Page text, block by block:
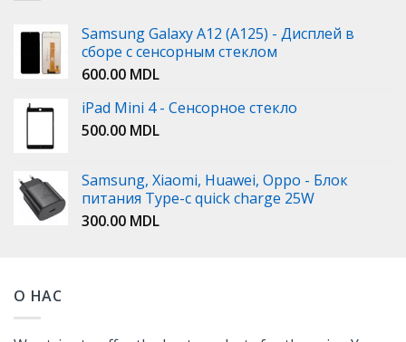
Samsung Galaxy A12 (A125) - Дисплей в
сборе с сенсорным стеклом
600.00 MDL
iPad Mini 4 - Сенсорное стекло
500.00 MDL
Samsung, Xiaomi, Huawei, Oppo - Блок
питания Type-c quick charge 25W
300.00 MDL
О НАС